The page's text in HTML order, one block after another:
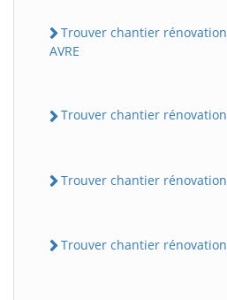
Trouver chantier rénovation
AVRE
Trouver chantier rénovation
Trouver chantier rénovation
Trouver chantier rénovation